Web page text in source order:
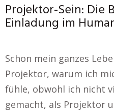
Projektor-Sein: Die
Einladung im
Schon mein ganzes
Projektor, warum ich
fühle, obwohl ich nicht
gemacht, als Projektor